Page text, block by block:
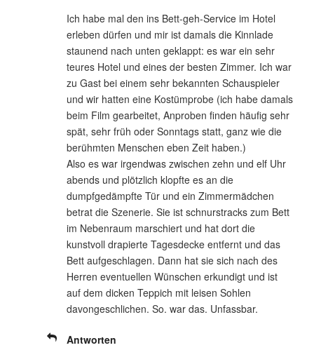
Ich habe mal den ins Bett-geh-Service im Hotel
erleben dürfen und mir ist damals die Kinnlade
staunend nach unten geklappt: es war ein sehr
teures Hotel und eines der besten Zimmer. Ich war
zu Gast bei einem sehr bekannten Schauspieler
und wir hatten eine Kostümprobe (ich habe damals
beim Film gearbeitet, Anproben finden häufig sehr
spät, sehr früh oder Sonntags statt, ganz wie die
berühmten Menschen eben Zeit haben.)
Also es war irgendwas zwischen zehn und elf Uhr
abends und plötzlich klopfte es an die
dumpfgedämpfte Tür und ein Zimmermädchen
betrat die Szenerie. Sie ist schnurstracks zum Bett
im Nebenraum marschiert und hat dort die
kunstvoll drapierte Tagesdecke entfernt und das
Bett aufgeschlagen. Dann hat sie sich nach des
Herren eventuellen Wünschen erkundigt und ist
auf dem dicken Teppich mit leisen Sohlen
davongeschlichen. So. war das. Unfassbar.
Antworten